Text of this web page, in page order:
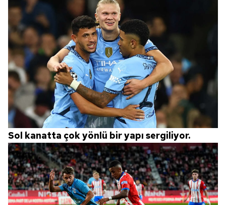
Sol kanatta çok yönlü bir yapı sergiliyor.